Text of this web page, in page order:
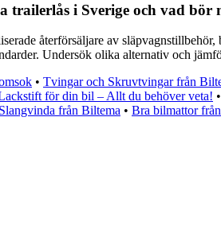
i Sverige och vad bör
återförsäljare av
Undersök olika alternativ och
• Tvingar och Skruvtvingar från
för din bil – Allt du behöver veta! •
Slangvinda från Biltema • Bra bilmattor